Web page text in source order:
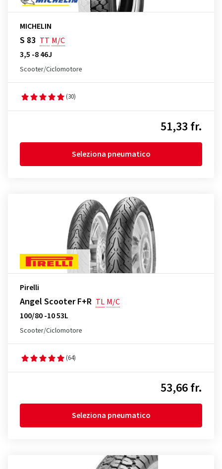
MICHELIN
S 83 TT M/C
3,5 -8 46J
Scooter/Ciclomotore
(30)
51,33 fr.
Seleziona pneumatico
Pirelli
Angel Scooter F+R TL M/C
100/80 -10 53L
Scooter/Ciclomotore
(64)
53,66 fr.
Seleziona pneumatico